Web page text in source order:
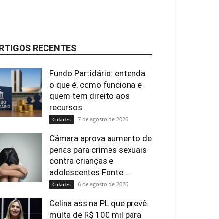
RECENTES
Fundo Partidário: entenda
o que é, como funciona e
quem tem direito aos
recursos
Cidades 7 de agosto de 2026
Câmara aprova aumento de
penas para crimes sexuais
contra crianças e
adolescentes Fonte:...
Cidades 6 de agosto de 2026
Celina assina PL que prevê
multa de R$ 100 mil para